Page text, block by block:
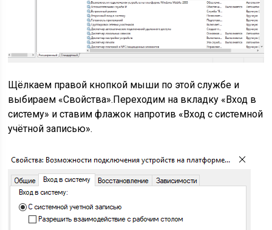
Щёлкаем правой кнопкой мыши по этой службе и
выбираем «Свойства».Переходим на вкладку «Вход в
систему» и ставим флажок напротив «Вход с системной
учётной записью».